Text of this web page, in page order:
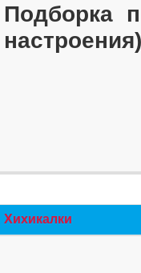
Подборка
Хихикалки